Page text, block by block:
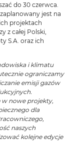
do 30 czerwca.
jest na
projektach
z całej Polski,
S.A. oraz ich
i klimatu
ograniczamy
emisji gazów
w nowe projekty,
dla
naszych
kolejne edycje